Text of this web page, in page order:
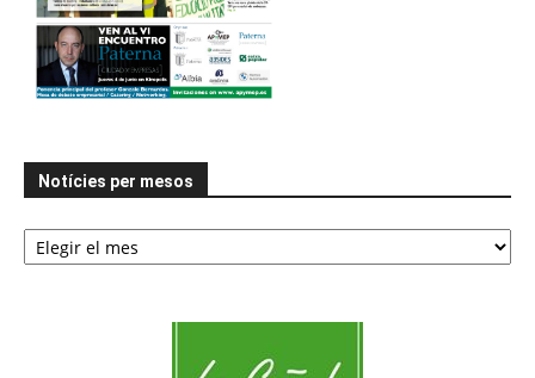
Notícies per mesos
Notícies
per